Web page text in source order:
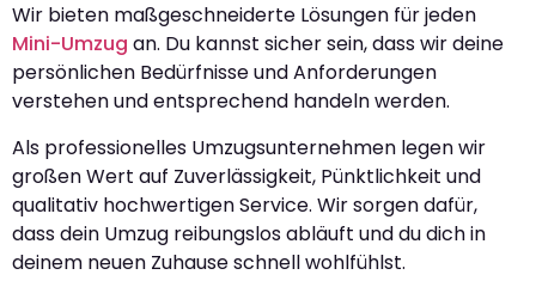
Wir bieten maßgeschneiderte Lösungen für jeden
Mini-Umzug an. Du kannst sicher sein, dass wir deine
persönlichen Bedürfnisse und Anforderungen
verstehen und entsprechend handeln werden.
Als professionelles Umzugsunternehmen legen wir
großen Wert auf Zuverlässigkeit, Pünktlichkeit und
qualitativ hochwertigen Service. Wir sorgen dafür,
dass dein Umzug reibungslos abläuft und du dich in
deinem neuen Zuhause schnell wohlfühlst.